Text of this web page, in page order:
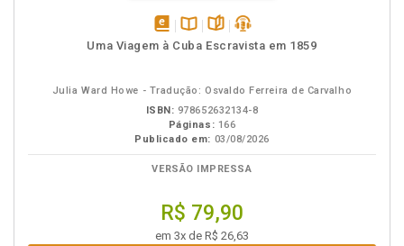
disponívelDisponível
páginaspodcast
Uma Viagem à Cuba Escravista em 1859
Julia Ward Howe - Tradução: Osvaldo Ferreira de Carvalho
ISBN: 978652632134-8
Páginas: 166
Publicado em: 03/08/2026
VERSÃO IMPRESSA
R$ 79,90
em 3x de R$ 26,63